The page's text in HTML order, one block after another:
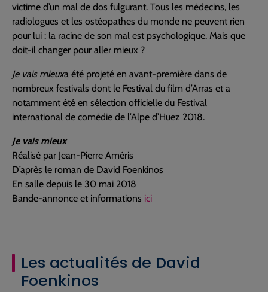
victime d’un mal de dos fulgurant. Tous les médecins, les
radiologues et les ostéopathes du monde ne peuvent rien
pour lui : la racine de son mal est psychologique. Mais que
doit-il changer pour aller mieux ?
Je vais mieuxa été projeté en avant-première dans de
nombreux festivals dont le Festival du film d’Arras et a
notamment été en sélection officielle du Festival
international de comédie de l’Alpe d’Huez 2018.
Je vais mieux
Réalisé par Jean-Pierre Améris
D’après le roman de David Foenkinos
En salle depuis le 30 mai 2018
Bande-annonce et informations ici
Les actualités de David
Foenkinos